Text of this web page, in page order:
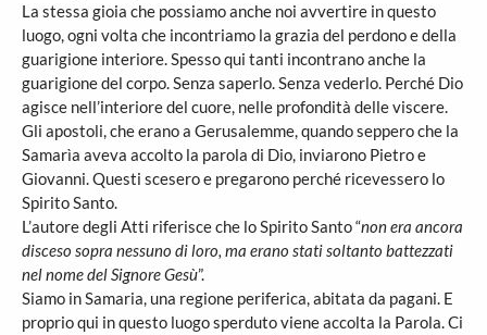
La stessa gioia che possiamo anche noi avvertire in questo
luogo, ogni volta che incontriamo la grazia del perdono e della
guarigione interiore. Spesso qui tanti incontrano anche la
guarigione del corpo. Senza saperlo. Senza vederlo. Perché Dio
agisce nell’interiore del cuore, nelle profondità delle viscere.
Gli apostoli, che erano a Gerusalemme, quando seppero che la
Samarìa aveva accolto la parola di Dio, inviarono Pietro e
Giovanni. Questi scesero e pregarono perché ricevessero lo
Spirito Santo.
L’autore degli Atti riferisce che lo Spirito Santo “non era ancora
disceso sopra nessuno di loro, ma erano stati soltanto battezzati
nel nome del Signore Gesù”.
Siamo in Samaria, una regione periferica, abitata da pagani. E
proprio qui in questo luogo sperduto viene accolta la Parola. Ci